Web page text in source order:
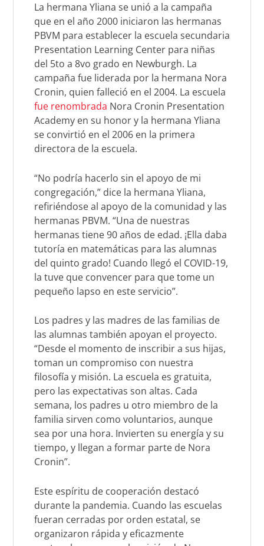
La hermana Yliana se unió a la campaña
que en el año 2000 iniciaron las hermanas
PBVM para establecer la escuela secundaria
Presentation Learning Center para niñas
del 5to a 8vo grado en Newburgh. La
campaña fue liderada por la hermana Nora
Cronin, quien falleció en el 2004. La escuela
fue renombrada Nora Cronin Presentation
Academy en su honor y la hermana Yliana
se convirtió en el 2006 en la primera
directora de la escuela.
“No podría hacerlo sin el apoyo de mi
congregación,” dice la hermana Yliana,
refiriéndose al apoyo de la comunidad y las
hermanas PBVM. “Una de nuestras
hermanas tiene 90 años de edad. ¡Ella daba
tutoría en matemáticas para las alumnas
del quinto grado! Cuando llegó el COVID-19,
la tuve que convencer para que tome un
pequeño lapso en este servicio”.
Los padres y las madres de las familias de
las alumnas también apoyan el proyecto.
“Desde el momento de inscribir a sus hijas,
toman un compromiso con nuestra
filosofía y misión. La escuela es gratuita,
pero las expectativas son altas. Cada
semana, los padres u otro miembro de la
familia sirven como voluntarios, aunque
sea por una hora. Invierten su energía y su
tiempo, y llegan a formar parte de Nora
Cronin”.
Este espíritu de cooperación destacó
durante la pandemia. Cuando las escuelas
fueran cerradas por orden estatal, se
organizaron rápida y eficazmente